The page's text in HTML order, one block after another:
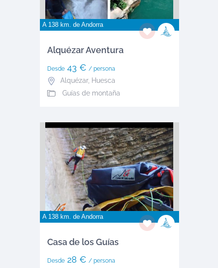
A 138 km. de Andorra
Alquézar Aventura
Desde43 € / persona
Alquézar, Huesca
Guías de montaña
A 138 km. de Andorra
Casa de los Guías
Desde28 € / persona